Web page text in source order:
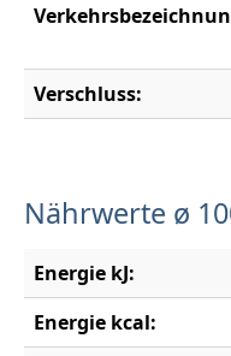
Verschluss:
Nährwerte ø
Energie kJ:
Energie kcal: